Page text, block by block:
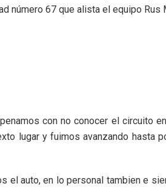
número 67 que alista el equipo Rus
con no conocer el
lugar y fuimos avanzando
el auto, en lo personal tambien e